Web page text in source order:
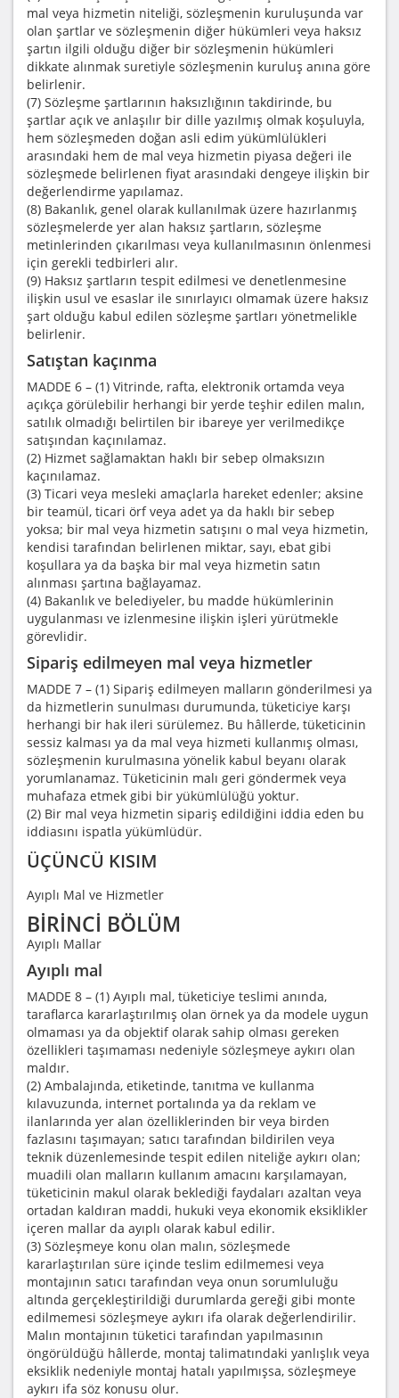
mal veya hizmetin niteliği, sözleşmenin kuruluşunda var
olan şartlar ve sözleşmenin diğer hükümleri veya haksız
şartın ilgili olduğu diğer bir sözleşmenin hükümleri
dikkate alınmak suretiyle sözleşmenin kuruluş anına göre
belirlenir.
(7) Sözleşme şartlarının haksızlığının takdirinde, bu
şartlar açık ve anlaşılır bir dille yazılmış olmak koşuluyla,
hem sözleşmeden doğan asli edim yükümlülükleri
arasındaki hem de mal veya hizmetin piyasa değeri ile
sözleşmede belirlenen fiyat arasındaki dengeye ilişkin bir
değerlendirme yapılamaz.
(8) Bakanlık, genel olarak kullanılmak üzere hazırlanmış
sözleşmelerde yer alan haksız şartların, sözleşme
metinlerinden çıkarılması veya kullanılmasının önlenmesi
için gerekli tedbirleri alır.
(9) Haksız şartların tespit edilmesi ve denetlenmesine
ilişkin usul ve esaslar ile sınırlayıcı olmamak üzere haksız
şart olduğu kabul edilen sözleşme şartları yönetmelikle
belirlenir.
Satıştan kaçınma
MADDE 6 – (1) Vitrinde, rafta, elektronik ortamda veya
açıkça görülebilir herhangi bir yerde teşhir edilen malın,
satılık olmadığı belirtilen bir ibareye yer verilmedikçe
satışından kaçınılamaz.
(2) Hizmet sağlamaktan haklı bir sebep olmaksızın
kaçınılamaz.
(3) Ticari veya mesleki amaçlarla hareket edenler; aksine
bir teamül, ticari örf veya adet ya da haklı bir sebep
yoksa; bir mal veya hizmetin satışını o mal veya hizmetin,
kendisi tarafından belirlenen miktar, sayı, ebat gibi
koşullara ya da başka bir mal veya hizmetin satın
alınması şartına bağlayamaz.
(4) Bakanlık ve belediyeler, bu madde hükümlerinin
uygulanması ve izlenmesine ilişkin işleri yürütmekle
görevlidir.
Sipariş edilmeyen mal veya hizmetler
MADDE 7 – (1) Sipariş edilmeyen malların gönderilmesi ya
da hizmetlerin sunulması durumunda, tüketiciye karşı
herhangi bir hak ileri sürülemez. Bu hâllerde, tüketicinin
sessiz kalması ya da mal veya hizmeti kullanmış olması,
sözleşmenin kurulmasına yönelik kabul beyanı olarak
yorumlanamaz. Tüketicinin malı geri göndermek veya
muhafaza etmek gibi bir yükümlülüğü yoktur.
(2) Bir mal veya hizmetin sipariş edildiğini iddia eden bu
iddiasını ispatla yükümlüdür.
ÜÇÜNCÜ KISIM
Ayıplı Mal ve Hizmetler
BİRİNCİ BÖLÜM
Ayıplı Mallar
Ayıplı mal
MADDE 8 – (1) Ayıplı mal, tüketiciye teslimi anında,
taraflarca kararlaştırılmış olan örnek ya da modele uygun
olmaması ya da objektif olarak sahip olması gereken
özellikleri taşımaması nedeniyle sözleşmeye aykırı olan
maldır.
(2) Ambalajında, etiketinde, tanıtma ve kullanma
kılavuzunda, internet portalında ya da reklam ve
ilanlarında yer alan özelliklerinden bir veya birden
fazlasını taşımayan; satıcı tarafından bildirilen veya
teknik düzenlemesinde tespit edilen niteliğe aykırı olan;
muadili olan malların kullanım amacını karşılamayan,
tüketicinin makul olarak beklediği faydaları azaltan veya
ortadan kaldıran maddi, hukuki veya ekonomik eksiklikler
içeren mallar da ayıplı olarak kabul edilir.
(3) Sözleşmeye konu olan malın, sözleşmede
kararlaştırılan süre içinde teslim edilmemesi veya
montajının satıcı tarafından veya onun sorumluluğu
altında gerçekleştirildiği durumlarda gereği gibi monte
edilmemesi sözleşmeye aykırı ifa olarak değerlendirilir.
Malın montajının tüketici tarafından yapılmasının
öngörüldüğü hâllerde, montaj talimatındaki yanlışlık veya
eksiklik nedeniyle montaj hatalı yapılmışsa, sözleşmeye
aykırı ifa söz konusu olur.